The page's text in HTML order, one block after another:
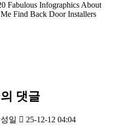
Fabulous Infographics About
Find Back Door Installers
의 댓글
일 25-12-12 04:04